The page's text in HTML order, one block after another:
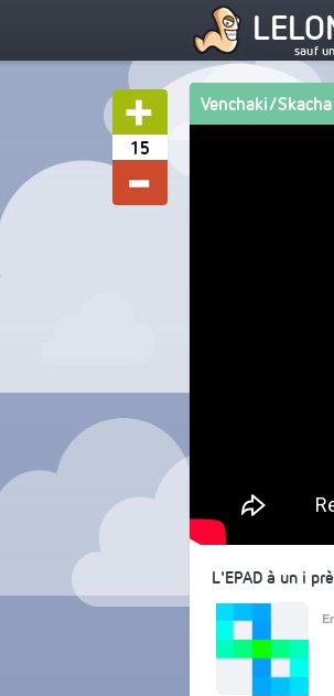
sauf
15
Venchaki/
L'EPAD à un i